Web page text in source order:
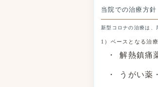
当院での治療方針
新型コロナの治療は、
1）ベースとなる治
解熱鎮痛
うがい薬